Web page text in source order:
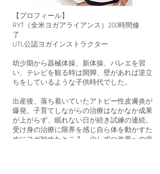
【プロフィール】
RYT（全米ヨガアライアンス）200時間修
了
UTL公認ヨガインストラクター
幼少期から器械体操、新体操、バレエを習
い、テレビを観る時は開脚、壁があれば逆立
ちをしているような子供時代でした。
出産後、落ち着いていたアトピー性皮膚炎が
爆発。子育てしながらの治療はなかなか成果
が上がらず、眠れない日が続き試練の連続。
受け身の治療に限界を感じ自ら体を動かすた
めにヨガ始めたところ、少しずつ改善への歯